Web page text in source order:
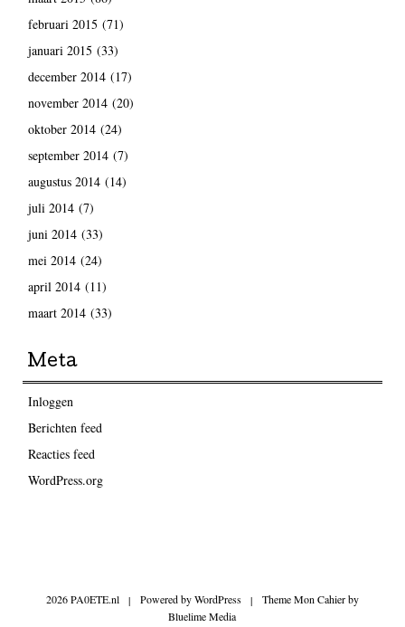
februari 2015 (71)
januari 2015 (33)
december 2014(17)
november 2014(20)
oktober 2014(24)
september 2014(7)
augustus 2014(14)
juli 2014(7)
juni 2014(33)
mei 2014(24)
april 2014(11)
maart 2014(33)
Meta
Inloggen
Berichten feed
Reacties feed
WordPress.org
2026 PA0ETE.nl | Powered byWordPress |
Theme Mon Cahier by
Bluelime Media